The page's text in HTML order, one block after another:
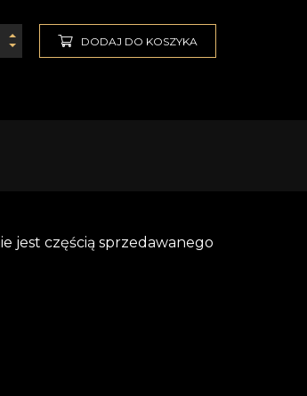
DODAJ DO KOSZYKA
jest częścią sprzedawanego